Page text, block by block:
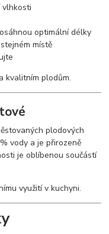
vlhkosti
optimální délky
místě
kvalitním plodům.
plodových
vody a je přirozeně
je oblíbenou součástí
využití v kuchyni.